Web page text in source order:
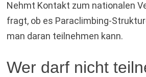
Nehmt Kontakt zum nationalen
fragt, ob es Paraclimbing-
man daran teilnehmen kann.
Wer darf nicht